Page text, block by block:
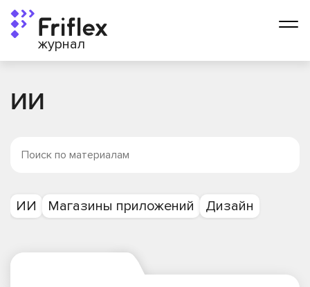
журнал
ИИ
ИИ Магазины приложений Дизайн